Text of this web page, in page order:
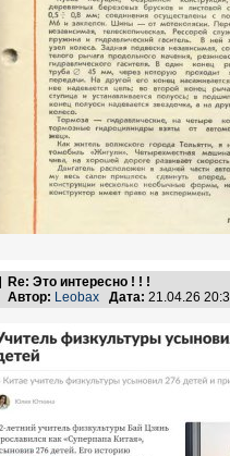
Re: Это интересно ! ! !
Автор: Leobax Дата: 21.04.26